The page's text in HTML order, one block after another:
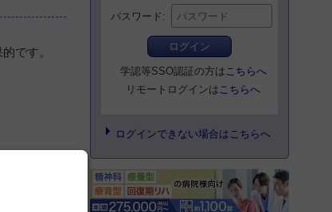
です。
パスワード
ログイン
学認等SSO認証の方は こちらへ
リモートログインは こちらへ
ログインできない場合はこちらへ